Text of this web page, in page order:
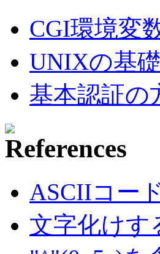
CGI環境変
UNIXの基
基本認証の
ASCIIコー
文字化けす